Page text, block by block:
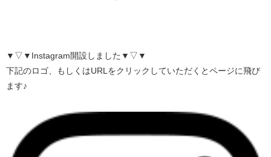
▼▽▼Instagram開設しました▼▽▼
下記のロゴ、もしくはURLをクリックしていただくとページに飛び
ます♪